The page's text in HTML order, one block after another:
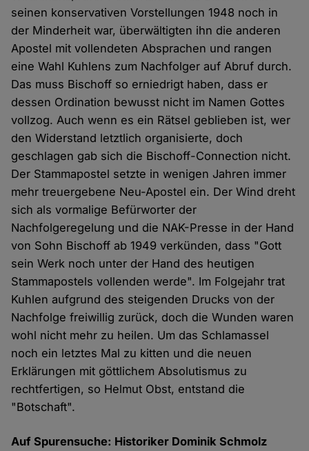
seinen konservativen Vorstellungen 1948 noch in
der Minderheit war, überwältigten ihn die anderen
Apostel mit vollendeten Absprachen und rangen
eine Wahl Kuhlens zum Nachfolger auf Abruf durch.
Das muss Bischoff so erniedrigt haben, dass er
dessen Ordination bewusst nicht im Namen Gottes
vollzog. Auch wenn es ein Rätsel geblieben ist, wer
den Widerstand letztlich organisierte, doch
geschlagen gab sich die Bischoff-Connection nicht.
Der Stammapostel setzte in wenigen Jahren immer
mehr treuergebene Neu-Apostel ein. Der Wind dreht
sich als vormalige Befürworter der
Nachfolgeregelung und die NAK-Presse in der Hand
von Sohn Bischoff ab 1949 verkünden, dass "Gott
sein Werk noch unter der Hand des heutigen
Stammapostels vollenden werde". Im Folgejahr trat
Kuhlen aufgrund des steigenden Drucks von der
Nachfolge freiwillig zurück, doch die Wunden waren
wohl nicht mehr zu heilen. Um das Schlamassel
noch ein letztes Mal zu kitten und die neuen
Erklärungen mit göttlichem Absolutismus zu
rechtfertigen, so Helmut Obst, entstand die
"Botschaft".
Auf Spurensuche: Historiker Dominik Schmolz